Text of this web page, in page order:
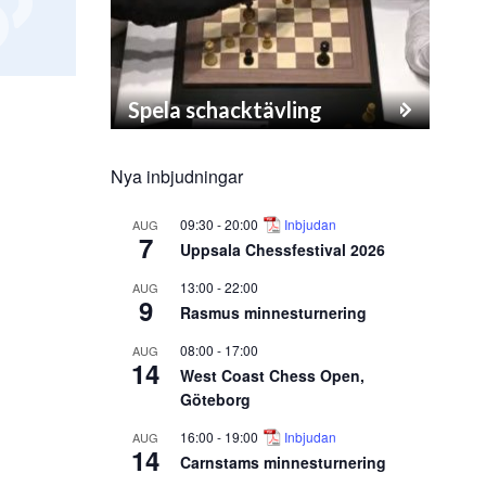
Spela schacktävling
Nya inbjudningar
AUG
7
09:30 -20:00 Inbjudan
Uppsala Chessfestival 2026
AUG
9
13:00 -22:00
Rasmus minnesturnering
AUG
14
08:00 - 17:00
West Coast Chess Open,
Göteborg
AUG
14
16:00 - 19:00 Inbjudan
Carnstams minnesturnering